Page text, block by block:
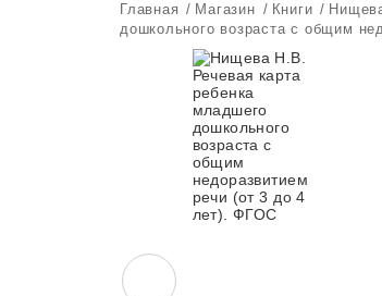
Главная Магазин Книги
дошкольного возраста с общим